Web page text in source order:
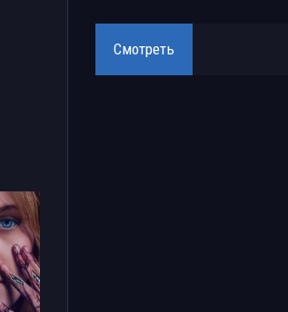
Смотреть